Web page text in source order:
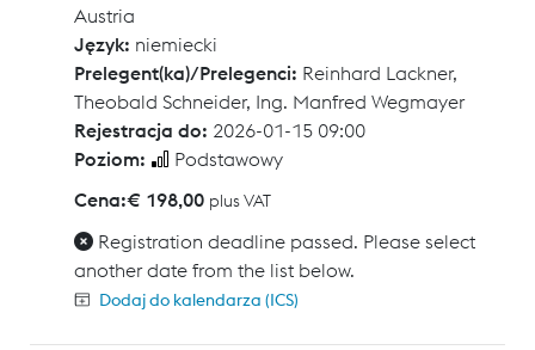
Austria
Język: niemiecki
Prelegent(ka)/Prelegenci: Reinhard Lackner,
Theobald Schneider, Ing. Manfred Wegmayer
Rejestracja do: 2026-01-15 09:00
Poziom:
Podstawowy
Cena:€ 198,00 plus VAT
Registration deadline passed. Please select
another date from the list below.
Dodaj do kalendarza (ICS)